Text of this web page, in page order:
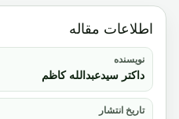
اطلاعات مقاله
نویسنده
داکتر سیدعبدالله کاظم
تاریخ انتشار